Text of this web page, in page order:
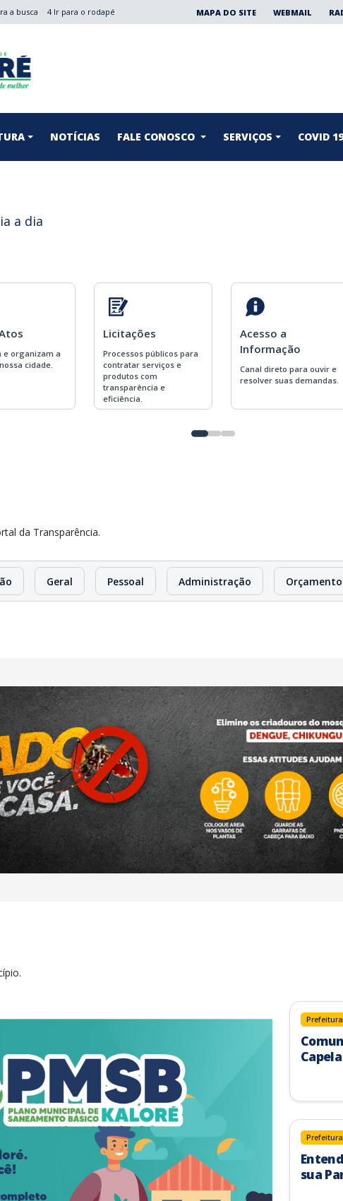
a busca 4 Ir para o rodapé MAPA DO SITE WEBMAIL
NOTÍCIAS FALE CONOSCO SERVIÇOS COVID 19
a dia
e organizam a
cidade.
Licitações
Processos públicos para
contratar serviços e
produtos com
transparência e
eficiência.
Acesso a
Informação
Canal direto para ouvir e
resolver suas demandas.
da Transparência.
Geral Pessoal Administração Orçamento